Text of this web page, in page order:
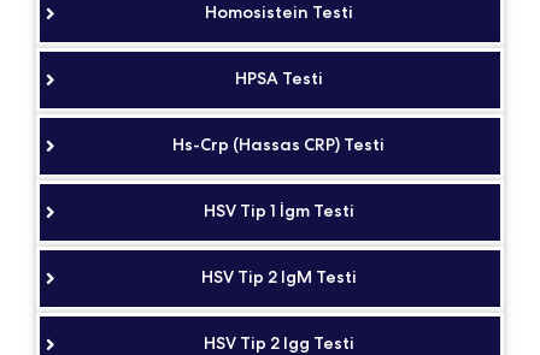
Homosistein Testi
HPSA Testi
Hs-Crp (Hassas CRP) Testi
HSV Tip 1 İgm Testi
HSV Tip 2 IgM Testi
HSV Tip 2 Igg Testi